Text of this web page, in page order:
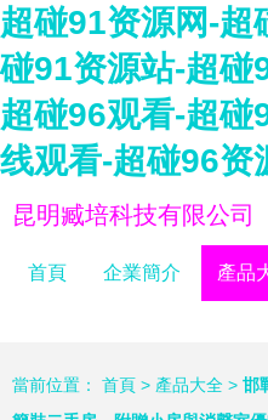
超碰91资源网-超
碰91资源站-超
超碰96观看-超碰
线观看-超碰96资
昆明臧培科技有限公司
首頁 企業簡介 產品
當前位置： 首頁 > 產品大全 > 邯